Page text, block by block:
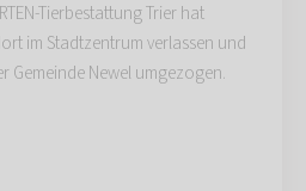
Tierbestattung Trier hat
im Stadtzentrum verlassen und
Gemeinde Newel umgezogen.